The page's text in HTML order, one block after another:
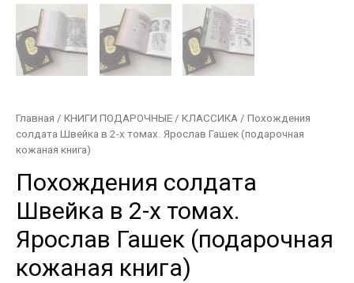
Главная / КНИГИ ПОДАРОЧНЫЕ / КЛАССИКА / Похождения
солдата Швейка в 2-х томах. Ярослав Гашек (подарочная
кожаная книга)
Похождения солдата
Швейка в 2-х томах.
Ярослав Гашек (подарочная
кожаная книга)